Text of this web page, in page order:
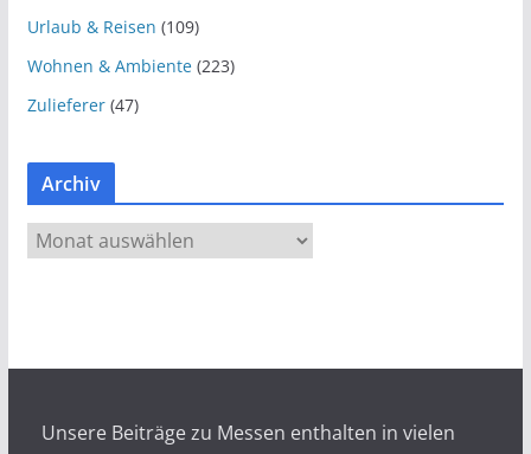
Urlaub & Reisen (109)
Wohnen & Ambiente(223)
Zulieferer(47)
Archiv
r
Unsere Beiträge zu Messen enthalten in vielen